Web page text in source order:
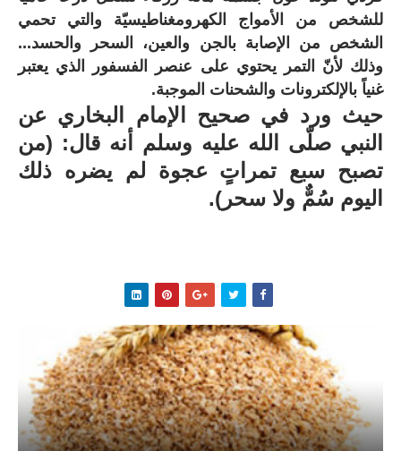
للشخص من الأمواج الكهرومغناطيسيّة والتي تحمي
الشخص من الإصابة بالجن والعين، السحر والحسد...
وذلك لأنّ التمر يحتوي على عنصر الفسفور الذي يعتبر
غنياً بالإلكترونات والشحنات الموجبة.
حيث ورد في صحيح الإمام البخاري عن
النبي صلّى الله عليه وسلم أنه قال: (من
تصبح سبع تمراتٍ عجوة لم يضره ذلك
اليوم سُمٌّ ولا سحر).